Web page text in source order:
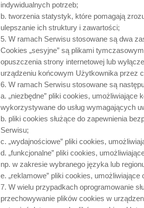
indywidualnych potrzeb;
b. tworzenia statystyk, które pomagają
ulepszanie ich struktury i zawartości;
5. W ramach Serwisu stosowane są dwa
Cookies „sesyjne” są plikami
opuszczenia strony internetowej lub
urządzeniu końcowym Użytkownika przez
6. W ramach Serwisu stosowane są
a. „niezbędne” pliki cookies,
wykorzystywane do usług wymagających
b. pliki cookies służące do zapewnienia
Serwisu;
c. „wydajnościowe” pliki cookies,
d. „funkcjonalne” pliki cookies,
np. w zakresie wybranego języka lub
e. „reklamowe” pliki cookies,
7. W wielu przypadkach oprogramowanie
przechowywanie plików cookies w